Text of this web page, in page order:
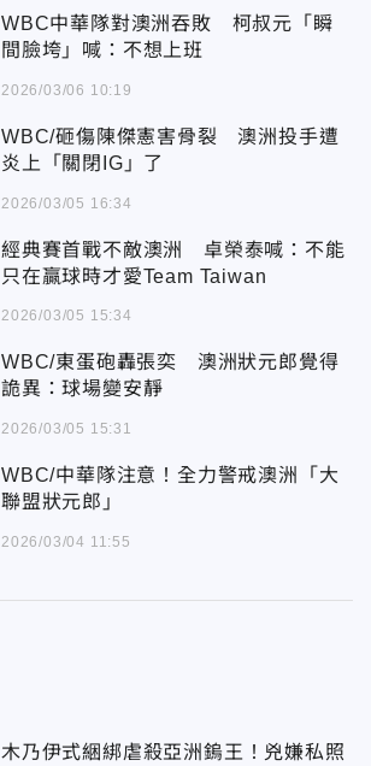
WBC中華隊對澳洲吞敗 柯叔元「瞬
間臉垮」喊：不想上班
2026/03/06 10:19
WBC/砸傷陳傑憲害骨裂 澳洲投手遭
炎上「關閉IG」了
2026/03/05 16:34
經典賽首戰不敵澳洲 卓榮泰喊：不能
只在贏球時才愛Team Taiwan
2026/03/05 15:34
WBC/東蛋砲轟張奕 澳洲狀元郎覺得
詭異：球場變安靜
2026/03/05 15:31
WBC/中華隊注意！全力警戒澳洲「大
聯盟狀元郎」
2026/03/04 11:55
木乃伊式綑綁虐殺亞洲鎢王！兇嫌私照